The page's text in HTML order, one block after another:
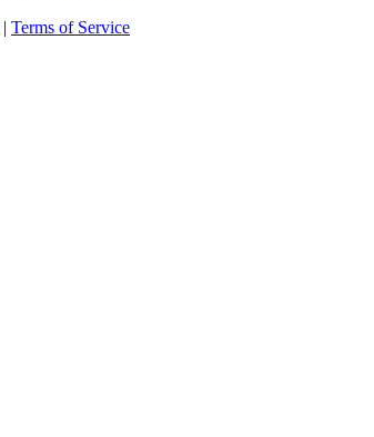
| Terms of Service